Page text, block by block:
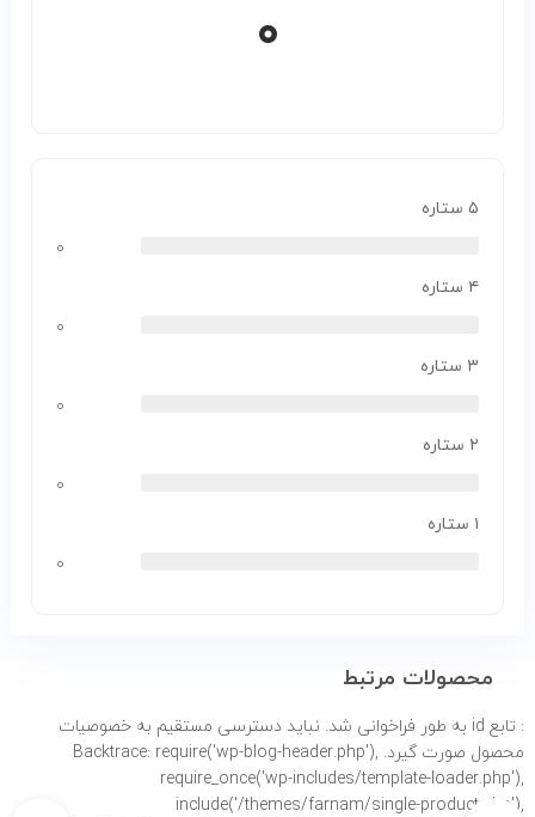
۰
۵ ستاره
۰
۴ ستاره
۰
۳ ستاره
۰
۲ ستاره
۰
۱ ستاره
۰
محصولات مرتبط
: تابع id به طور
فراخوانی شد. نباید دسترسی مستقیم به خصوصیات
محصول صورت گیرد. Backtrace: require('wp-blog-header.php'),
require_once('wp-includes/template-loader.php'),
include('/themes/farnam/single-product.php'),